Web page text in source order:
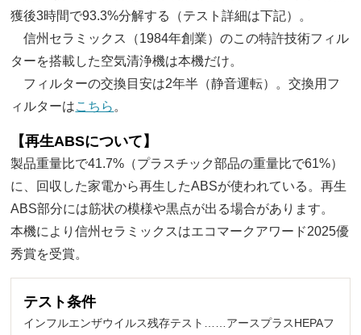
獲後3時間で93.3%分解する（テスト詳細は下記）。
信州セラミックス（1984年創業）のこの特許技術フィル
ターを搭載した空気清浄機は本機だけ。
フィルターの交換目安は2年半（静音運転）。交換用フ
ィルターはこちら 。
【再生ABSについて】
製品重量比で41.7%（プラスチック部品の重量比で61%）
に、回収した家電から再生したABSが使われている。再生
ABS部分には筋状の模様や黒点が出る場合があります。
本機により信州セラミックスはエコマークアワード2025優
秀賞を受賞。
テスト条件
インフルエンザウイルス残存テスト……アースプラスHEPAフ